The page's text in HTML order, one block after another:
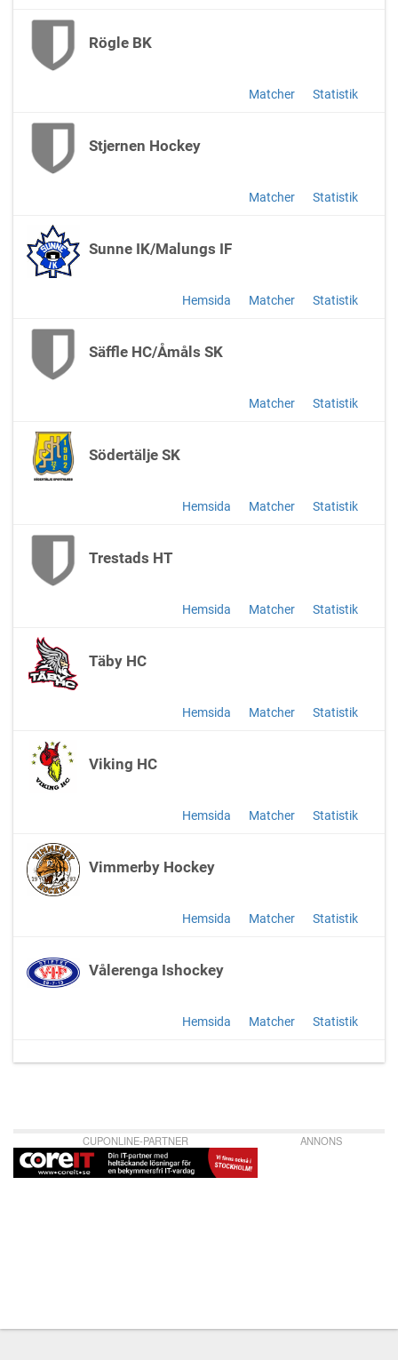
Rögle BK
Matcher Statistik
Stjernen Hockey
Matcher Statistik
Sunne IK/Malungs IF
Hemsida Matcher Statistik
Säffle HC/Åmåls SK
Matcher Statistik
Södertälje SK
Hemsida Matcher Statistik
Trestads HT
Hemsida Matcher Statistik
Täby HC
Hemsida Matcher Statistik
Viking HC
Hemsida Matcher Statistik
Vimmerby Hockey
Hemsida Matcher Statistik
Vålerenga Ishockey
Hemsida Matcher Statistik
CUPONLINE-PARTNER ANNONS